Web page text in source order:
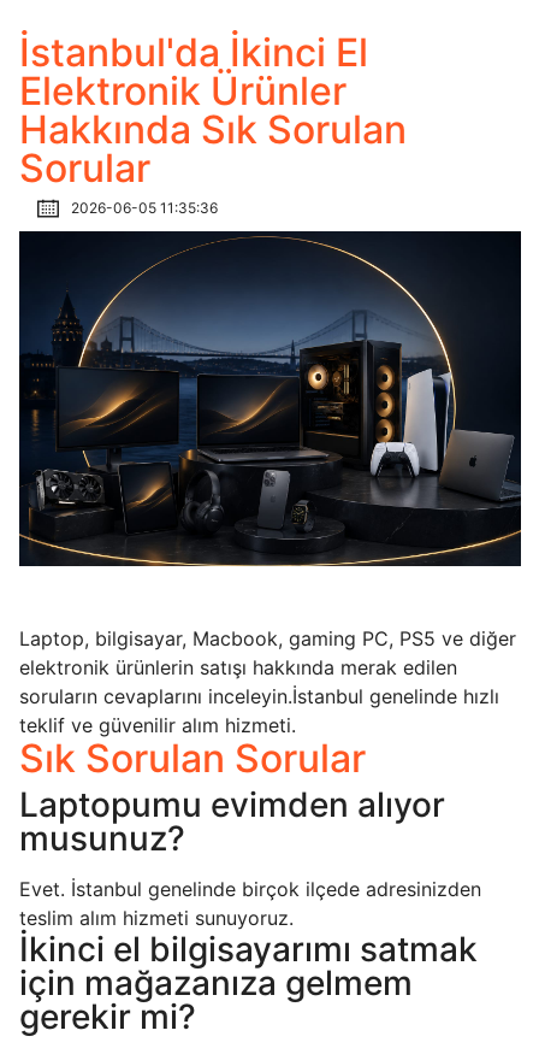
İstanbul'da İkinci El
Elektronik Ürünler
Hakkında Sık Sorulan
Sorular
2026-06-05 11:35:36
Laptop, bilgisayar, Macbook, gaming PC, PS5 ve diğer
elektronik ürünlerin satışı hakkında merak edilen
soruların cevaplarını inceleyin.İstanbul genelinde hızlı
teklif ve güvenilir alım hizmeti.
Sık Sorulan Sorular
Laptopumu evimden alıyor
musunuz?
Evet. İstanbul genelinde birçok ilçede adresinizden
teslim alım hizmeti sunuyoruz.
İkinci el bilgisayarımı satmak
için mağazanıza gelmem
gerekir mi?